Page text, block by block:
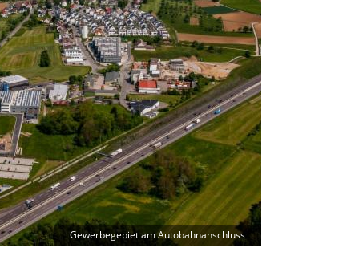
Gewerbegebiet am Autobahnanschluss